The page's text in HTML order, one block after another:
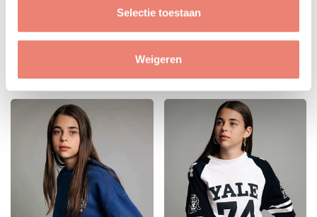
Selectie toestaan
Weigeren